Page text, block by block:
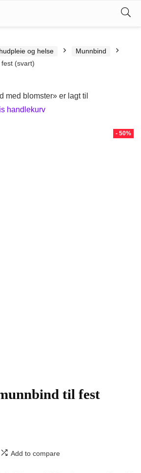
og helse
Munnbind
(svart)
med blomster» er lagt til
handlekurv
- 50%
til fest
Add to compare